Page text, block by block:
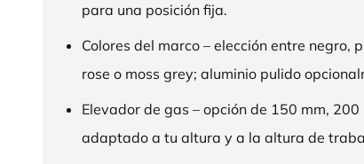
para una posición fija.
Colores del marco – elección entre negro,
rose o moss grey; aluminio pulido
Elevador de gas – opción de 150 mm, 200
adaptado a tu altura y a la altura de